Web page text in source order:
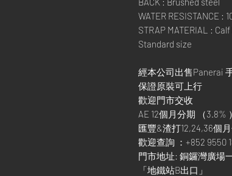
WATER RESISTANCE :
STRAP MATERIAL :
Standard size
經本公司出售Panerai
保證原裝可上行
歡迎門市交收
AE 12個月分期 （3.8%
匯豐&渣打12,24,36個
歡迎查詢 ：+852 9550
門市地址: 銅鑼灣廣場
「地鐵站B出口」